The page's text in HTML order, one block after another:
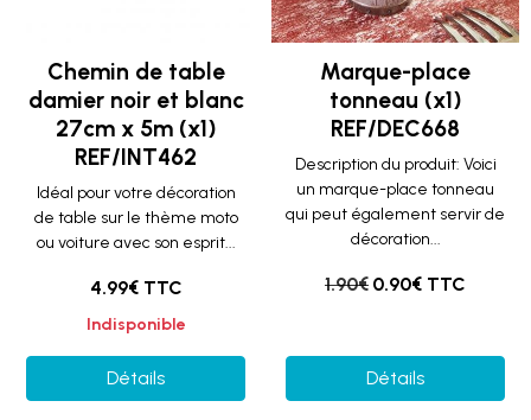
Chemin de table
damier noir et blanc
27cm x 5m (x1)
REF/INT462
Idéal pour votre décoration
de table sur le thème moto
ou voiture avec son esprit...
4.99€ TTC
Indisponible
Détails
Marque-place
tonneau (x1)
REF/DEC668
Description du produit: Voici
un marque-place tonneau
qui peut également servir de
décoration...
1.90€ 0.90€ TTC
Détails